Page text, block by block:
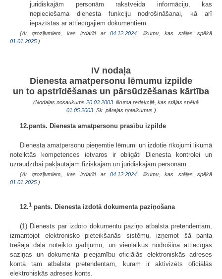
juridiskajām personām rakstveida informāciju, kas
nepieciešama dienesta funkciju nodrošināšanai, kā arī
iepazīstas ar attiecīgajiem dokumentiem.
(Ar grozījumiem, kas izdarīti ar04.12.2024. likumu, kas stājas spēkā
01.01.2025.)
IV nodaļa
Dienesta amatpersonu lēmumu izpilde
un to apstrīdēšanas un pārsūdzēšanas kārtība
(Nodaļas nosaukums 20.03.2003 . likuma redakcijā, kas stājas spēkā
01.05.2003. Sk. pārejas noteikumus.)
12.pants. Dienesta amatpersonu prasību izpilde
Dienesta amatpersonu pieņemtie lēmumi un izdotie rīkojumi likumā
noteiktās kompetences ietvaros ir obligāti Dienesta kontrolei un
uzraudzībai pakļautajām fiziskajām un juridiskajām personām.
(Ar grozījumiem, kas izdarīti ar04.12.2024 . likumu, kas stājas spēkā
01.01.2025. )
12.1 pants. Dienesta izdotā dokumenta paziņošana
(1) Dienests par izdoto dokumentu paziņo atbalsta pretendentam,
izmantojot elektronisko pieteikšanās sistēmu, izņemot šā panta
trešajā daļā noteikto gadījumu, un vienlaikus nodrošina attiecīgās
saziņas un dokumenta pieejamību oficiālās elektroniskās adreses
kontā tam atbalsta pretendentam, kuram ir aktivizēts oficiālās
elektroniskās adreses konts.